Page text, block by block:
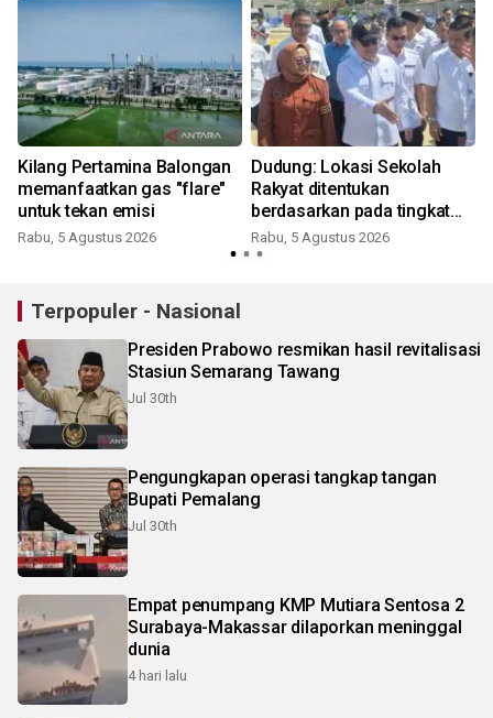
Kilang Pertamina Balongan
memanfaatkan gas "flare"
untuk tekan emisi
Rabu, 5 Agustus 2026
Dudung: Lokasi Sekolah
Rakyat ditentukan
berdasarkan pada tingkat
kemiskinan wilayah
Rabu, 5 Agustus 2026
Terpopuler - Nasional
Presiden Prabowo resmikan hasil revitalisasi
Stasiun Semarang Tawang
Jul 30th
Pengungkapan operasi tangkap tangan
Bupati Pemalang
Jul 30th
Empat penumpang KMP Mutiara Sentosa 2
Surabaya-Makassar dilaporkan meninggal
dunia
4 hari lalu